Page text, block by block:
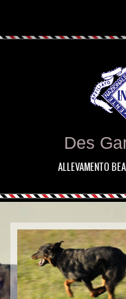
Des
ALLEVAMENTO